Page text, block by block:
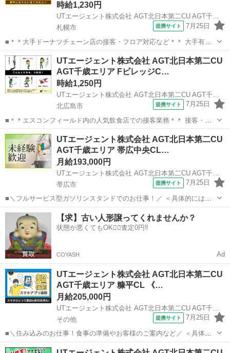
時給1,230円
UTエージェント株式会社 AGT北日本第二CU AGT千歳エリア 札幌北CL 《Abut1C》
札幌市
提携サイト 7月25日
■＊＊大手ドーナツチェーン店の接客・フロア対応など＊＊ 大手有名
ドーナツ店でのお仕事！ 転籍支援制度あり♪ 実績も多数あり！直接雇
用のチャンスです☆ ＜具体的には…＞ ◆開店前 ・ドーナツづくり
（生地作り・揚げ） ※て...
北海道 札幌市
UTエージェント株式会社 AGT北日本第二CU
AGT千歳エリア FビレッジC…
時給1,250円
UTエージェント株式会社 AGT北日本第二CU AGT千歳エリア FビレッジCF 《Adhd1C》
北広島市
提携サイト 7月25日
■＊＊エスコンフィールド内の人気飲食店での接客業務＊＊ 接客・商
品説明・レジ・品出し業務全般をお任せします！ 販売未経験の方でも
無理なくお仕事を覚えられるのが魅力的♪ ＜具体的には…＞ ◆お客様
への説明提供 ◆レジで...
北海道 北広島市
UTエージェント株式会社 AGT北日本第二CU
AGT千歳エリア 帯広中央CL…
月給193,000円
UTエージェント株式会社 AGT北日本第二CU AGT千歳エリア 帯広中央CL 《AYKY1C》
帯広市
提携サイト 7月25日
■＼フルサービス型ガソリンスタンドでのお仕事！／ ＜具体的には…
＞ ◆接客 ◆ガソリンの給油 ◆車の清掃 ◆洗車 ◆タイヤ交換 【1日の
流れ】 （早番の場合） 07:50出勤 08:00業務開始 12:00昼休...
北海道 帯広市 その他
【求】古い人形譲ってくれませんか？
状態が悪くてもOK🙆‍♀️査定0円‼️
COYASH Ad
UTエージェント株式会社 AGT北日本第二CU
AGT千歳エリア 糠平CL 《…
月給205,000円
UTエージェント株式会社 AGT北日本第二CU AGT千歳エリア 糠平CL 《AYGB1C》
その他
提携サイト 7月25日
■＼住み込みのお仕事！食事の準備やお客様のご案内など／ ＜具体的
には…＞ ◆朝・夕食の調理サポート ◆盛付け ◆お食事の配膳・下膳
北海道 その他